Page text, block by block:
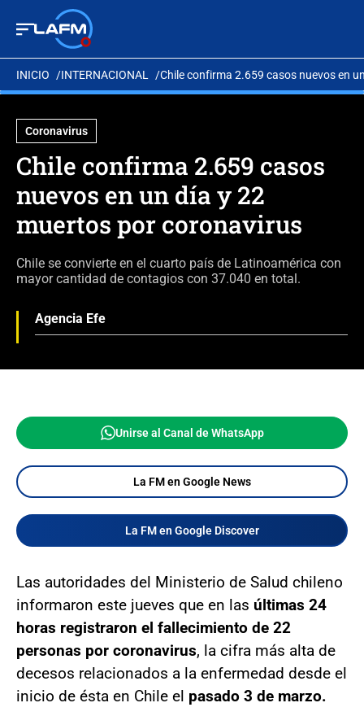
INICIO INTERNACIONAL Chile confirma 2.659 casos nuevos en
Coronavirus
Chile confirma 2.659 casos
nuevos en un día y 22
muertos por coronavirus
Chile se convierte en el cuarto país de Latinoamérica con
mayor cantidad de contagios con 37.040 en total.
Agencia Efe
Unirse al Canal de WhatsApp
La FM en Google News
La FM en Google Discover
Las autoridades del Ministerio de Salud chileno
informaron este jueves que en las últimas 24
horas registraron el fallecimiento de 22
personas por coronavirus, la cifra más alta de
decesos relacionados a la enfermedad desde el
inicio de ésta en Chile el pasado 3 de marzo.